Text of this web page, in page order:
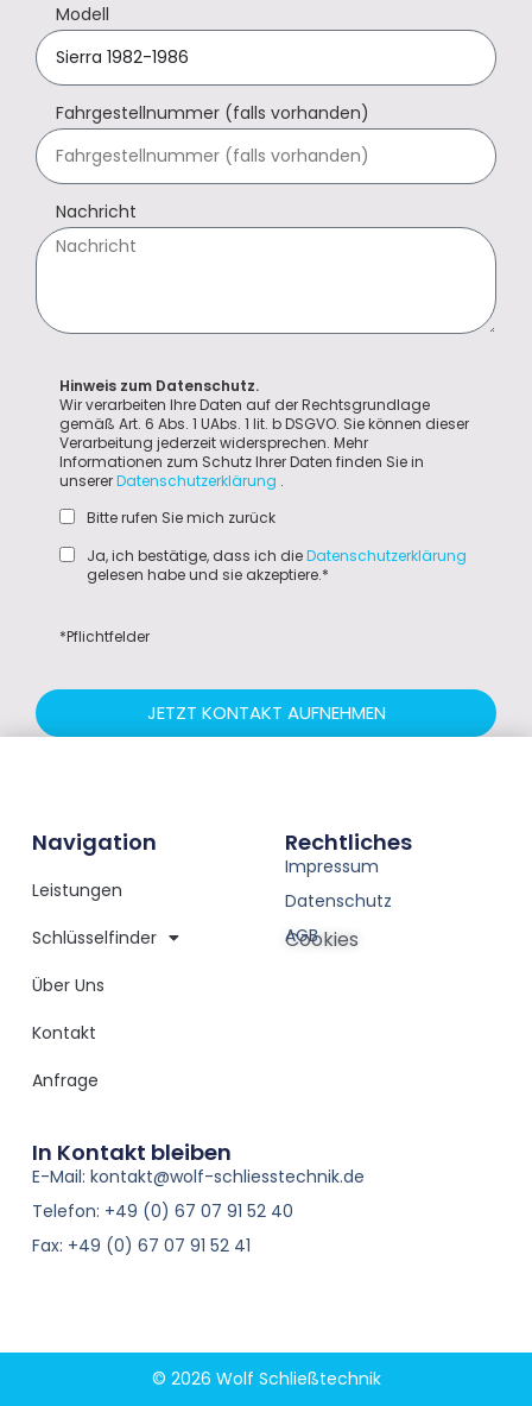
Modell
Fahrgestellnummer (falls vorhanden)
Nachricht
Hinweis zum Datenschutz.
Wir verarbeiten Ihre Daten auf der Rechtsgrundlage
gemäß Art. 6 Abs. 1 UAbs. 1 lit. b DSGVO. Sie können dieser
Verarbeitung jederzeit widersprechen. Mehr
Informationen zum Schutz Ihrer Daten finden Sie in
unsererDatenschutzerklärung .
Bitte rufen Sie mich zurück
Ja, ich bestätige, dass ich dieDatenschutzerklärung
gelesen habe und sie akzeptiere.*
*Pflichtfelder
JETZT KONTAKT AUFNEHMEN
In Kontakt bleiben
E-Mail: kontakt@wolf-schliesstechnik.de
Telefon: +49 (0) 67 07 91 52 40
Fax: +49 (0) 67 07 91 52 41
Navigation
Leistungen
Schlüsselfinder
Über Uns
Kontakt
Anfrage
Rechtliches
Impressum
Datenschutz
AGB
Cookies
© 2026 Wolf Schließtechnik